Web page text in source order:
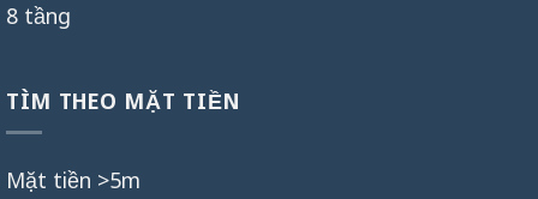
8 tầng
TÌM THEO MẶT TIỀN
Mặt tiền >5m